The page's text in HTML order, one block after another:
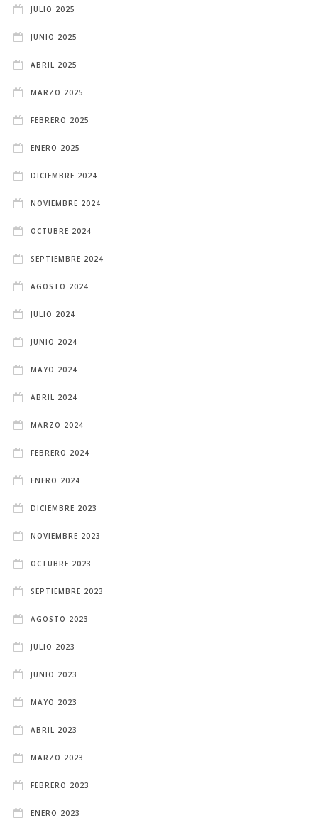
JULIO 2025
JUNIO 2025
ABRIL 2025
MARZO 2025
FEBRERO 2025
ENERO 2025
DICIEMBRE 2024
NOVIEMBRE 2024
OCTUBRE 2024
SEPTIEMBRE 2024
AGOSTO 2024
JULIO 2024
JUNIO 2024
MAYO 2024
ABRIL 2024
MARZO 2024
FEBRERO 2024
ENERO 2024
DICIEMBRE 2023
NOVIEMBRE 2023
OCTUBRE 2023
SEPTIEMBRE 2023
AGOSTO 2023
JULIO 2023
JUNIO 2023
MAYO 2023
ABRIL 2023
MARZO 2023
FEBRERO 2023
ENERO 2023